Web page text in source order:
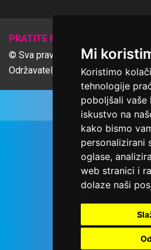
Mi
Koristimo
tehnologije
poboljšali vaše
iskustvo na
kako bismo
personalizirani
oglase,
web stranici i
dolaze naši
PRATITE NAS
© Sva prava pridržana Udruga Ime
Održavatelj Netcom d.o.o., Riva 6,